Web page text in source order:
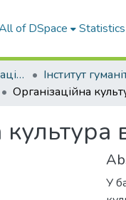
of DSpace Statistics
Репозитарій кваліфікаційних робіт здобувачів вищої освіти
У